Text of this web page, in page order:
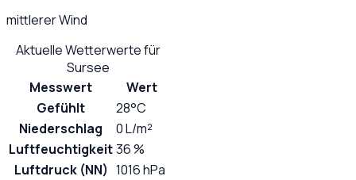
mittlerer Wind
Aktuelle Wetterwerte für
Sursee
Messwert
Wert
Gefühlt
28°C
Niederschlag
0 L/m²
Luftfeuchtigkeit36 %
Luftdruck (NN) 1016 hPa